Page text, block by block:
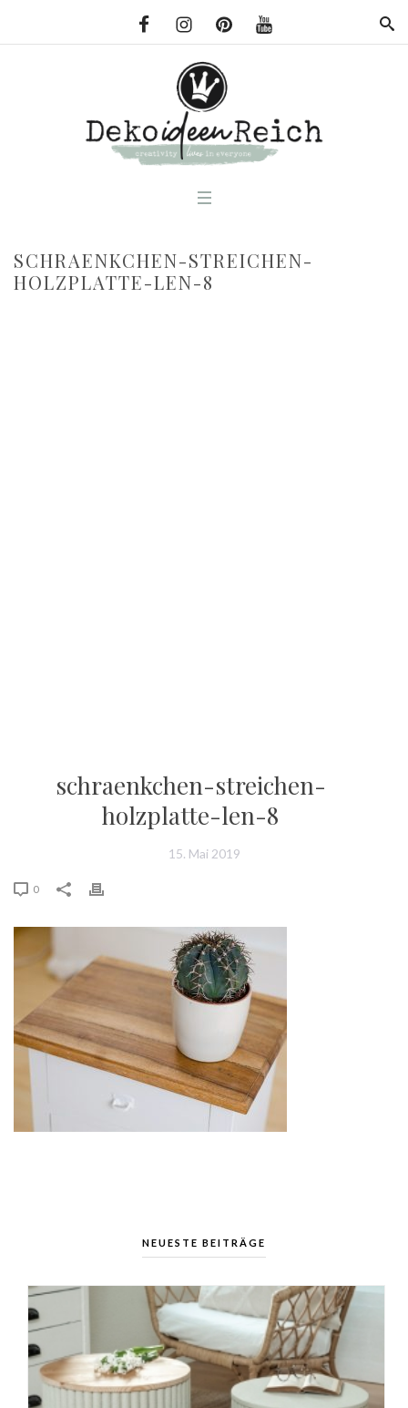
SCHRAENKCHEN-STREICHEN-
HOLZPLATTE-LEN-8
schraenkchen-streichen-
holzplatte-len-8
15. Mai 2019
0
NEUESTE BEITRÄGE